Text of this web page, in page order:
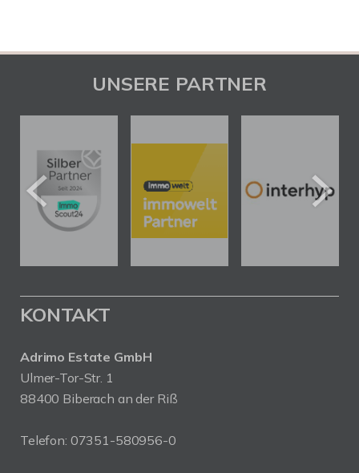
UNSERE PARTNER
KONTAKT
Adrimo Estate GmbH
Ulmer-Tor-Str. 1
88400 Biberach an der Riß
Telefon: 07351-580956-0